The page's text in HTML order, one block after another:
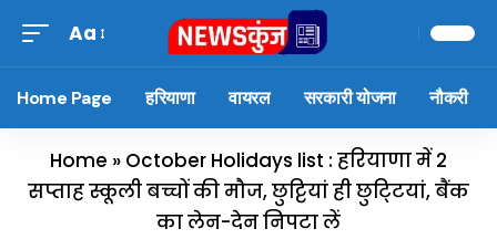
Aa
Home Page हरियाणा वायरल सरकारी योजना नौकरी
Home » October Holidays list : हरियाणा में 2
सप्ताह स्कूली बच्चों की मौज, छुट्टियां ही छुटि्टयां, बैंक
का लेन-देन निपटा लें